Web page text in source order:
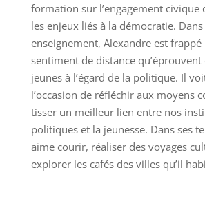
formation sur l’engagement civique
les enjeux liés à la démocratie.
enseignement, Alexandre est frappé
sentiment de distance
jeunes à l’égard de la politique. Il
l’occasion de réfléchir aux moyens
tisser un meilleur lien entre nos
politiques et la jeunesse. Dans ses
aime courir, réaliser des voyages
explorer les cafés des villes qu’il